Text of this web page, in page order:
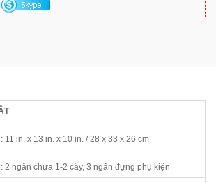
: 11 in. x 13 in. x 10 in. / 28 x 33 x 26 cm
: 2 ngăn chứa 1-2 cây, 3 ngăn đựng phụ kiện